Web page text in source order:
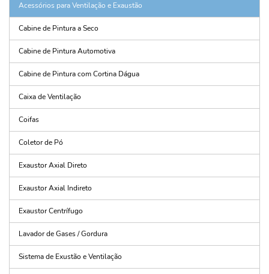
Acessórios para Ventilação e Exaustão
Cabine de Pintura a Seco
Cabine de Pintura Automotiva
Cabine de Pintura com Cortina Dágua
Caixa de Ventilação
Coifas
Coletor de Pó
Exaustor Axial Direto
Exaustor Axial Indireto
Exaustor Centrífugo
Lavador de Gases / Gordura
Sistema de Exustão e Ventilação